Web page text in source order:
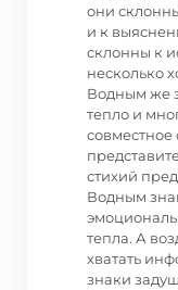
они
и к
склонны к
несколько
Водным же
тепло и
совместное
стихий
Водным
тепла. А
хватать
знаки